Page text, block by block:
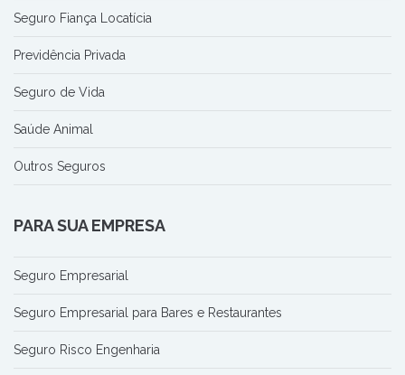
Seguro Fiança Locatícia
Previdência Privada
Seguro de Vida
Saúde Animal
Outros Seguros
PARA SUA EMPRESA
Seguro Empresarial
Seguro Empresarial para Bares e Restaurantes
Seguro Risco Engenharia